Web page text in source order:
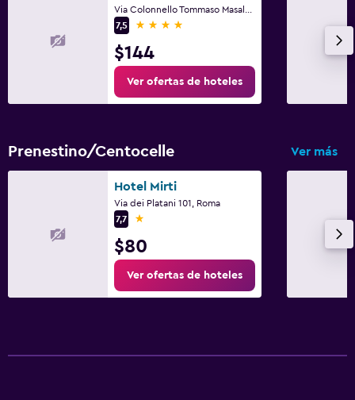
7,5
4 estrellas
$144
Ver ofertas de hoteles
Prenestino/Centocelle Ver más
Hotel Mirti
Via dei Platani 101, Roma
7,7
1 estrella
$80
Ver ofertas de hoteles